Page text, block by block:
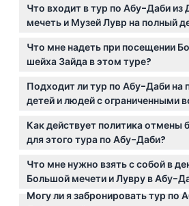
Что входит в тур по Абу-Даби из
мечеть и Музей Лувр на полный
Тур включает трансфер из отеля и
транспорт на
опытного лицензированного гида
языка, а также посещение как
шейха Зайда, так и Лувра Абу-
Что мне надеть при посещении
шейха Зайда в этом туре?
Женщины должны носить
одежду, закрывающую руки,
также требуется платок на
должны закрывать плечи и
прозрачная или безрукавная
Подходит ли тур по Абу-Даби на
детей и людей с ограниченными
Детям от 0 до 17 лет участие
тур не приспособлен для
Гости с физическими
индивидуальный тур, связавшись
Как действует политика отмены
для этого тура по Абу-Даби?
Вы можете отменить тур за 24
получить возврат за вычетом
Отмена менее чем за 24 часа или
оплачивается полностью,
Что мне нужно взять с собой в
Большой мечети и Лувру в Абу-
Обязательно возьмите с собой
Могу ли я забронировать тур по